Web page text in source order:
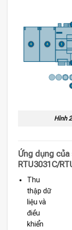
Hình
Ứng dụng của
RTU3031C/
Thu
thập dữ
liệu và
điều
khiển